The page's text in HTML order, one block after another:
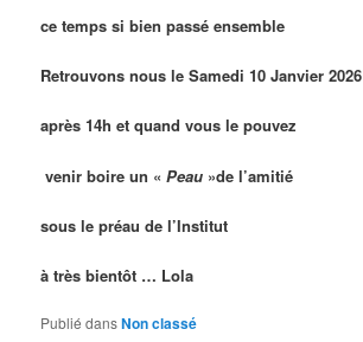
ce temps si bien passé ensemble
Retrouvons nous le Samedi 10 Janvier 2026
après14het quand vous le pouvez
venir boire un «Peau »de l’amitié
sous le préau de l’Institut
à très bientôt … Lola
Publié dansNon classé